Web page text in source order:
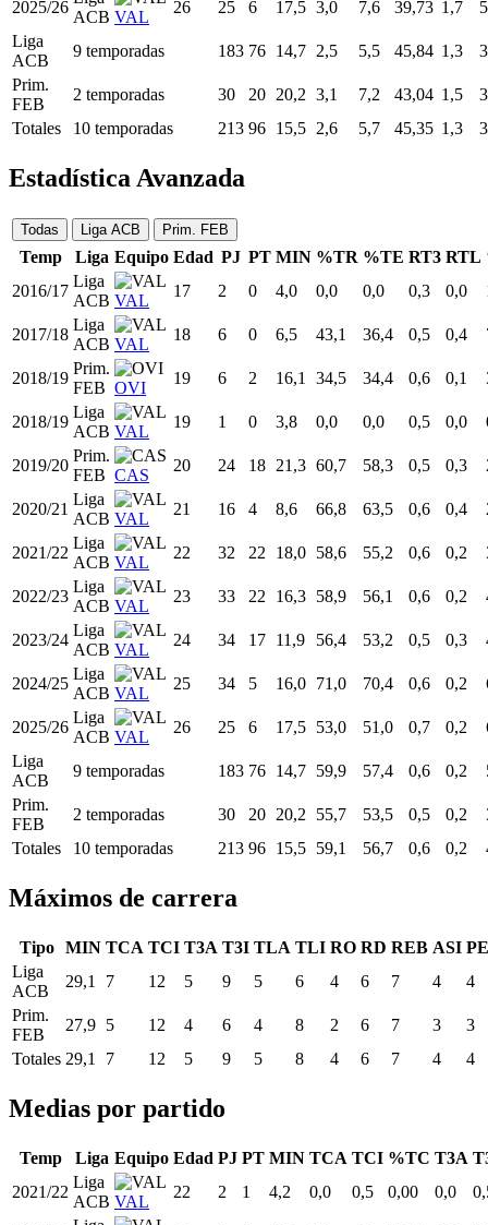
2025/26
ACB VAL
26 25 6 17,5 3,0 7,6 39,73 1,7
Liga
ACB
9 temporadas 183 76 14,7 2,5 5,5 45,84 1,3
Prim.
FEB
2 temporadas 30 20 20,2 3,1 7,2 43,04 1,5
Totales
10 temporadas 213 96 15,5 2,6 5,7 45,35 1,3
Estadística Avanzada
Todas Liga ACB Prim. FEB
Temp Liga Equipo Edad PJ PT MIN %TR %TE RT3 RTL
2016/17
Liga
ACB VAL
17 2 0 4,0 0,0 0,0 0,3 0,0
2017/18
Liga
ACB VAL
18 6 0 6,5 43,1 36,4 0,5 0,4
2018/19
Prim.
FEB OVI
19 6 2 16,1 34,5 34,4 0,6 0,1
2018/19
Liga
ACB VAL
19 1 0 3,8 0,0 0,0 0,5 0,0
2019/20
Prim.
FEB CAS
20 24 18 21,3 60,7 58,3 0,5 0,3
2020/21
Liga
ACB VAL
21 16 4 8,6 66,8 63,5 0,6 0,4
2021/22
Liga
ACB VAL
22 32 22 18,0 58,6 55,2 0,6 0,2
2022/23
Liga
ACB VAL
23 33 22 16,3 58,9 56,1 0,6 0,2
2023/24
Liga
ACB VAL
24 34 17 11,9 56,4 53,2 0,5 0,3
2024/25
Liga
ACB VAL
25 34 5 16,0 71,0 70,4 0,6 0,2
2025/26
Liga
ACB VAL
26 25 6 17,5 53,0 51,0 0,7 0,2
Liga
ACB
9 temporadas 183 76 14,7 59,9 57,4 0,6 0,2
Prim.
FEB
2 temporadas 30 20 20,2 55,7 53,5 0,5 0,2
Totales
10 temporadas 213 96 15,5 59,1 56,7 0,6 0,2
Máximos de carrera
Tipo MIN TCA TCI T3A T3I TLA TLI RO RD REB ASI
Liga
ACB
29,1 7 12 5 9 5 6 4 6 7 4
4
Prim.
FEB
27,9 5 12 4 6 4 8 2 6 7 3
3
Totales 29,1 7 12 5 9 5 8 4 6 7 4 4
Medias por partido
Temp Liga Equipo Edad PJ PT MIN TCA TCI %TC T3A
2021/22
Liga
ACB VAL
22 2 1 4,2 0,0 0,5 0,00 0,0